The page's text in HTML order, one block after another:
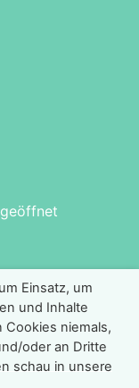
Einsatz, um
und Inhalte
niemals,
oder an Dritte
schau in unsere